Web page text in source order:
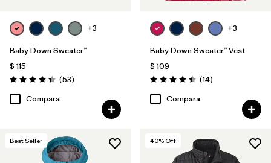
+3
Baby Down Sweater™
$ 115
Valoración: 4.4 / 5
(53Comentarios
)
Compara
+3
Baby Down Sweater™ Vest
$ 109
Valoración: 4.5 / 5
(14Comentarios
)
Compara
Best Seller 40% Off